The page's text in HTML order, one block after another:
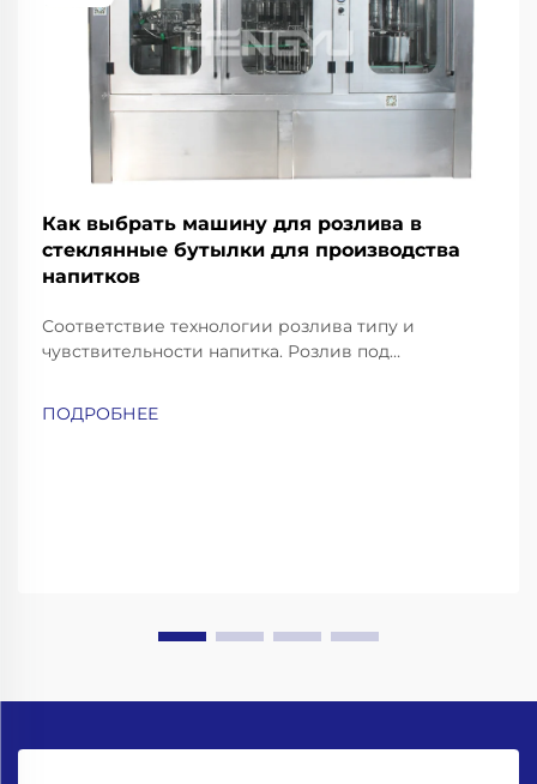
Как выбрать машину для розлива в
стеклянные бутылки для производства
напитков
Соответствие технологии розлива типу и
чувствительности напитка. Розлив под
газированная вода, содовая и пиво, требуют
ПОДРОБНЕЕ